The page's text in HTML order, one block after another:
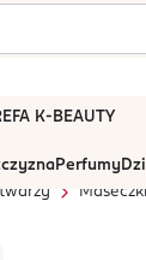
K-BEAUTY
Perfumy
Maseczki